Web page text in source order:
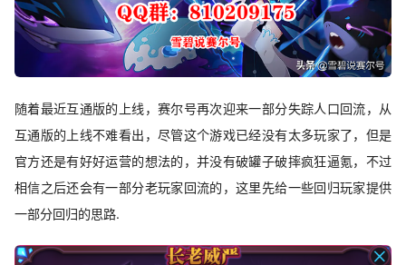
随着最近互通版的上线，赛尔号再次迎来一部分失踪人口回流，从
互通版的上线不难看出，尽管这个游戏已经没有太多玩家了，但是
官方还是有好好运营的想法的，并没有破罐子破摔疯狂逼氪，不过
相信之后还会有一部分老玩家回流的，这里先给一些回归玩家提供
一部分回归的思路.